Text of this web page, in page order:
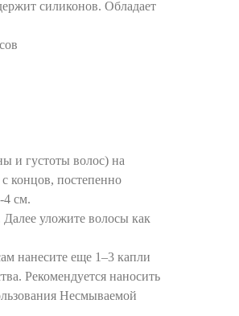
силиконов. Обладает
и густоты волос) на
концов, постепенно
4 см.
уложите волосы как
нанесите еще 1–3 капли
Рекомендуется наносить
Несмываемой